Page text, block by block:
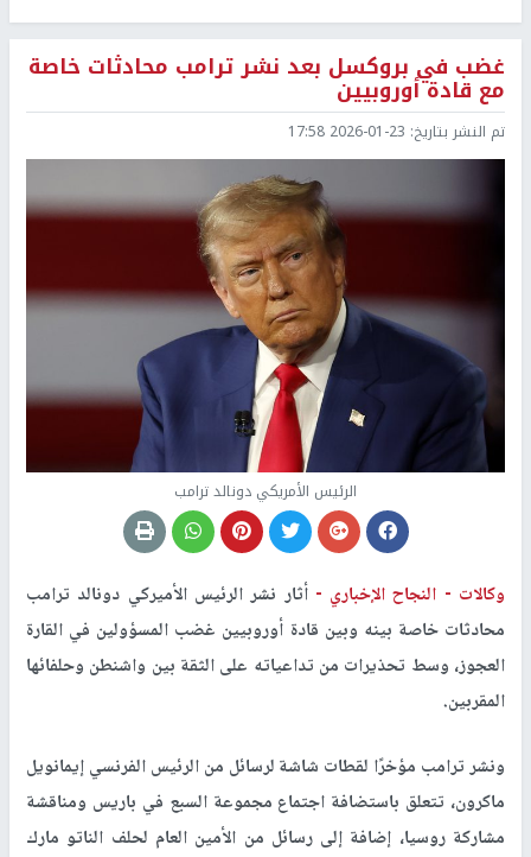
غضب في بروكسل بعد نشر ترامب محادثات خاصة
مع قادة أوروبيين
تم النشر بتاريخ: 2026-01-23 17:58
الرئيس الأمريكي دونالد ترامب
وكالات - النجاح الإخباري -أثار نشر الرئيس الأميركي دونالد ترامب
محادثات خاصة بينه وبين قادة أوروبيين غضب المسؤولين في القارة
العجوز، وسط تحذيرات من تداعياته على الثقة بين واشنطن وحلفائها
المقربين.
ونشر ترامب مؤخرًا لقطات شاشة لرسائل من الرئيس الفرنسي إيمانويل
ماكرون، تتعلق باستضافة اجتماع مجموعة السبع في باريس ومناقشة
مشاركة روسيا، إضافة إلى رسائل من الأمين العام لحلف الناتو مارك